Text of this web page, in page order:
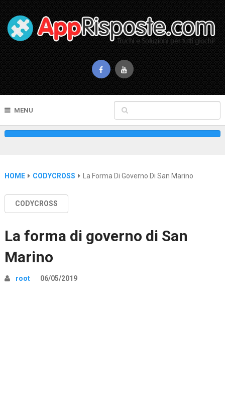
MENU
HOME CODYCROSS La Forma Di Governo Di San Marino
CODYCROSS
La forma di governo di San
Marino
root 06/05/2019